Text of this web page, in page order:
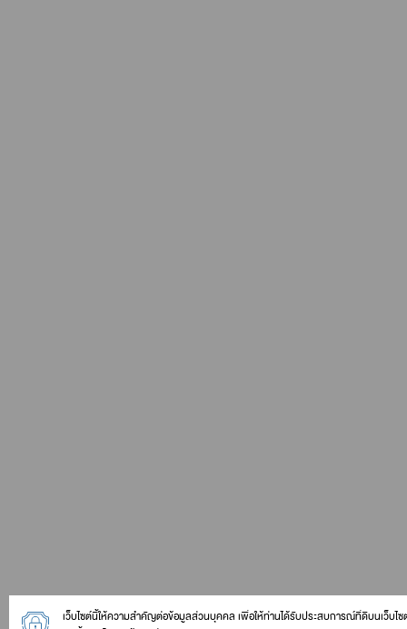
เว็บไซต์นี้ให้ความสำคัญต่อข้อมูลส่วนบุคคล เพื่อให้ท่านได้รับประสบการณ์ที่ดีบนเว็บไซ